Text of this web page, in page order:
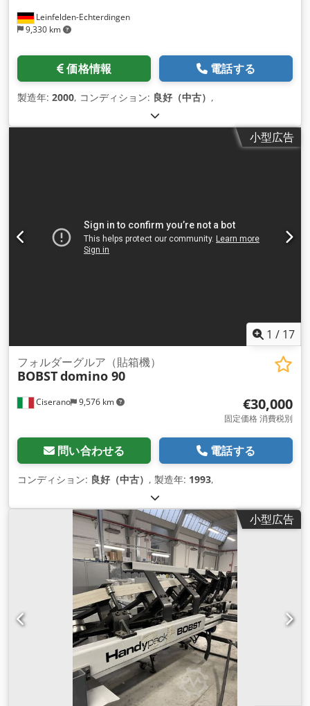
Leinfelden-Echterdingen
9,330 km
価格情報 電話する
製造年: 2000, コンディション: 良好（中古） ,
小型広告
1 / 17
Ciserano 9,576 km
フォルダーグルア（貼箱機）
BOBSTdomino 90
€30,000
固定価格 消費税別
問い合わせる 電話する
コンディション: 良好（中古） , 製造年: 1993,
小型広告